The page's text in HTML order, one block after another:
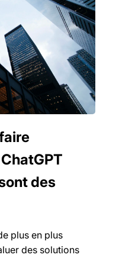
des
plus en plus
des solutions